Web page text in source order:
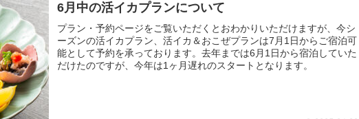
6月中の活イカプランについて
プラン・予約ページをご覧いただくとおわかりいただけますが、今シ
ーズンの活イカプラン、活イカ＆おこぜプランは7月1日からご宿泊可
能として予約を承っております。去年までは6月1日から宿泊していた
だけたのですが、今年は1ヶ月遅れのスタートとなります。